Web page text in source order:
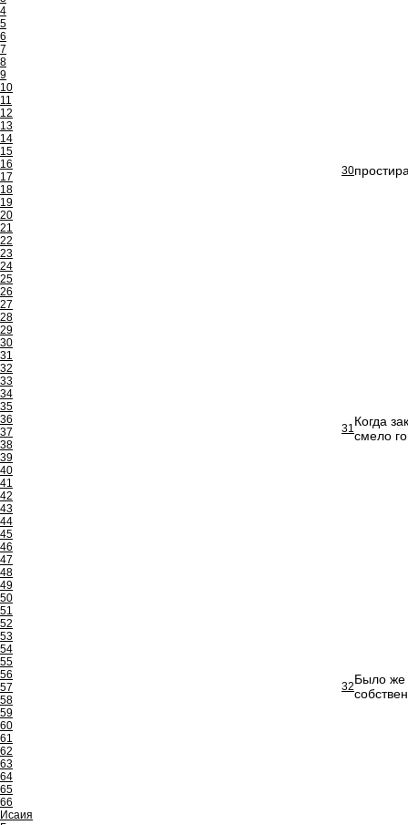
4
5
6
7
8
9
10
11
12
13
14
15
16
17
18
19
20
21
22
23
24
25
26
27
28
29
30
31
32
33
34
35
36
37
38
39
40
41
42
43
44
45
46
47
48
49
50
51
52
53
54
55
56
57
58
59
60
61
62
63
64
65
66
Исаия
30
31Когда
смело
32Было же